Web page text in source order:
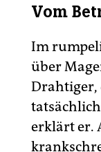
Vom
Im
über
Drahtiger,
erklärt er.